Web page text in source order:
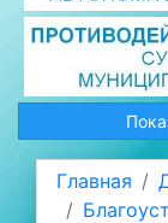
Главная